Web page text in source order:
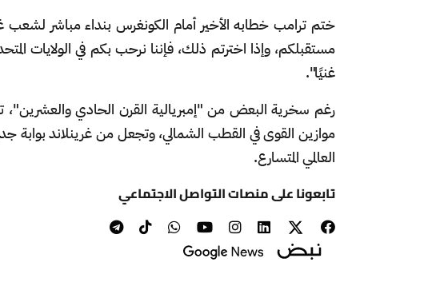
ختم ترامب خطابه الأخير أمام الكونغرس بنداء مباشر
مستقبلكم، وإذا اخترتم ذلك، فإننا نرحب بكم في الولايات
غنيًا".
رغم سخرية البعض من "إمبريالية القرن الحادي
موازين القوى في القطب الشمالي، وتجعل من غرينلاند بوابة
العالمي المتسارع.
تابعونا على منصات التواصل الاجتماعي